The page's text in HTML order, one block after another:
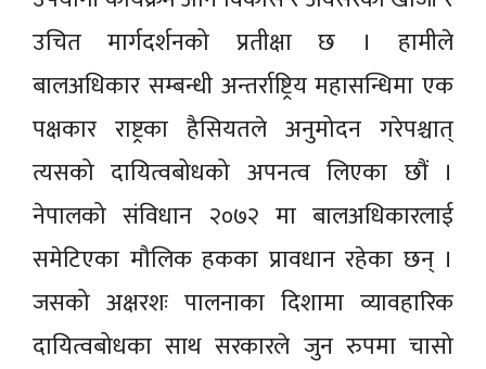
उचित मार्गदर्शनको प्रतीक्षा छ । हामीले
बालअधिकार सम्बन्धी अन्तर्राष्ट्रिय महासन्धिमा एक
पक्षकार राष्ट्रका हैसियतले अनुमोदन गरेपश्चात्
त्यसको दायित्वबोधको अपनत्व लिएका छौं ।
नेपालको संविधान २०७२ मा बालअधिकारलाई
समेटिएका मौलिक हकका प्रावधान रहेका छन् ।
जसको अक्षरशः पालनाका दिशामा व्यावहारिक
दायित्वबोधका साथ सरकारले जुन रुपमा चासो